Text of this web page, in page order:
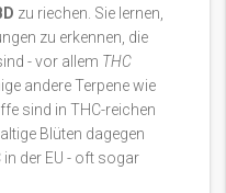
zu riechen. Sie lernen,
zu erkennen, die
- vor allem THC
andere Terpene wie
sind in THC-reichen
Blüten dagegen
in der EU - oft sogar